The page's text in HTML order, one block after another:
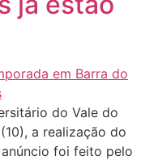
do Vale do
a realização do
anúncio foi feito pelo